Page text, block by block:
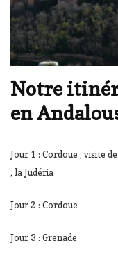
Notre
en
Jour 1 : Cordoue , visite
, la Judéria
Jour 2 : Cordoue
Jour 3 : Grenade